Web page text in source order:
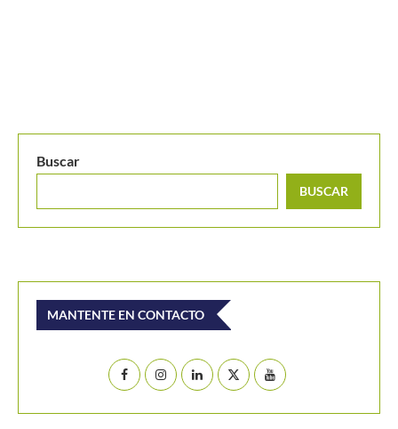
Buscar
BUSCAR
MANTENTE EN CONTACTO